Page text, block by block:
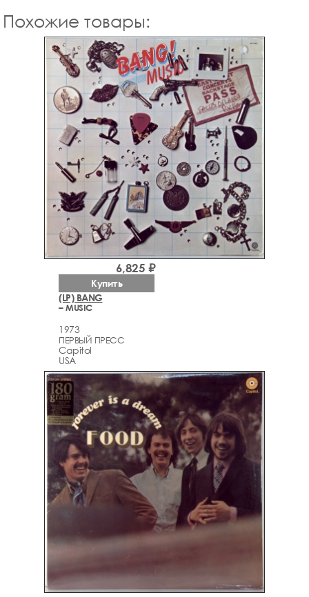
Похожие товары:
(LP) BANG
– MUSIC
1973
ПЕРВЫЙ ПРЕСС
Capitol
USA
6,825 ₽
Купить